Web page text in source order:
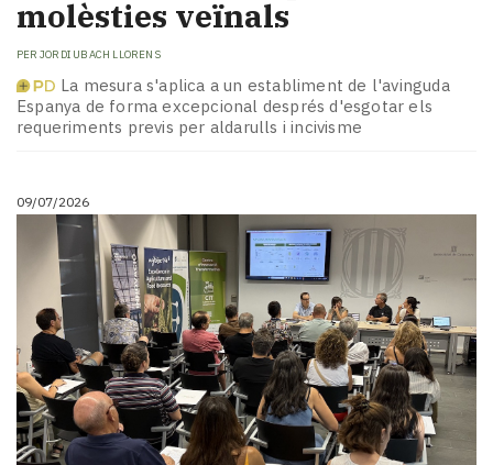
molèsties veïnals
PER JORDI UBACH LLORENS
La mesura s'aplica a un establiment de l'avinguda
Espanya de forma excepcional després d'esgotar els
requeriments previs per aldarulls i incivisme
09/07/2026